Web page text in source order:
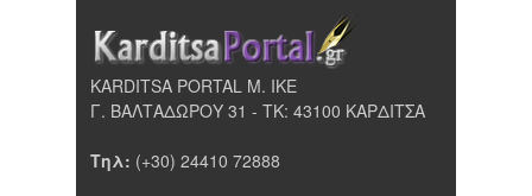
KARDITSA PORTAL Μ. ΙΚΕ
Γ. ΒΑΛΤΑΔΩΡΟΥ 31 - ΤΚ: 43100 ΚΑΡΔΙΤΣΑ
Τηλ: (+30) 24410 72888